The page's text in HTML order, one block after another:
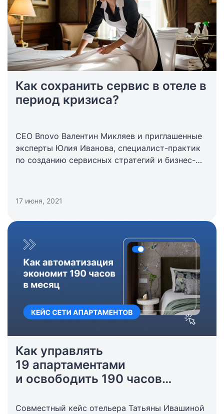
Как сохранить сервис в отеле в
период кризиса?
СЕО Bnovo Валентин Микляев и приглашенные
эксперты Юлия Иванова, специалист-практик
по созданию сервисных стратегий и бизнес-
кризиса.
17 июня, 2021
Как управлять
19 апартаментами
и освободить 190 часов
Совместный кейс отельера Татьяны Ивашиной